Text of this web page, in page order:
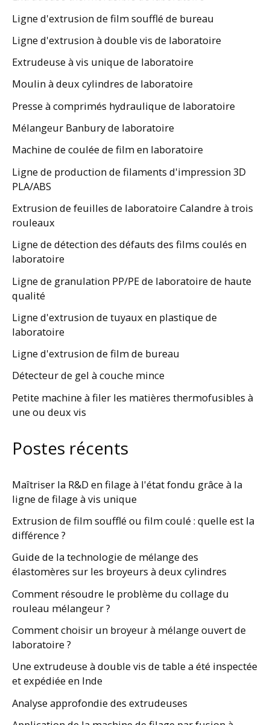
Ligne d'extrusion de film soufflé de bureau
Ligne d'extrusion à double vis de laboratoire
Extrudeuse à vis unique de laboratoire
Moulin à deux cylindres de laboratoire
Presse à comprimés hydraulique de laboratoire
Mélangeur Banbury de laboratoire
Machine de coulée de film en laboratoire
Ligne de production de filaments d'impression 3D
PLA/ABS
Extrusion de feuilles de laboratoire Calandre à trois
rouleaux
Ligne de détection des défauts des films coulés en
laboratoire
Ligne de granulation PP/PE de laboratoire de haute
qualité
Ligne d'extrusion de tuyaux en plastique de
laboratoire
Ligne d'extrusion de film de bureau
Détecteur de gel à couche mince
Petite machine à filer les matières thermofusibles à
une ou deux vis
Postes récents
Maîtriser la R&D en filage à l'état fondu grâce à la
ligne de filage à vis unique
Extrusion de film soufflé ou film coulé : quelle est la
différence ?
Guide de la technologie de mélange des
élastomères sur les broyeurs à deux cylindres
Comment résoudre le problème du collage du
rouleau mélangeur ?
Comment choisir un broyeur à mélange ouvert de
laboratoire ?
Une extrudeuse à double vis de table a été inspectée
et expédiée en Inde
Analyse approfondie des extrudeuses